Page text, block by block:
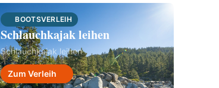
BOOTSVERLEIH
Schlauchkajak leihen
Schlauchkajak leihen
Zum Verleih